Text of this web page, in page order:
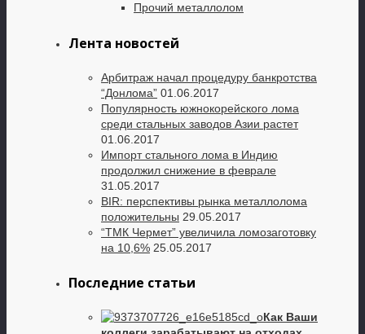
Прочий металлолом
Лента новостей
Арбитраж начал процедуру банкротства
“Донлома” 01.06.2017
Популярность южнокорейского лома
среди стальных заводов Азии растет
01.06.2017
Импорт стального лома в Индию
продолжил снижение в феврале
31.05.2017
BIR: перспективы рынка металлолома
положительны 29.05.2017
“ТМК Чермет” увеличила ломозаготовку
на 10,6% 25.05.2017
Последние статьи
Как Ваши